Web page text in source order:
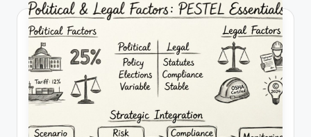
a
r
e
&
D